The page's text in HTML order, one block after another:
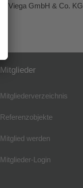
Viega GmbH & Co. KG
Mitglieder
Mitgliederverzeichnis
Referenzobjekte
Mitglied werden
Mitglieder-Login